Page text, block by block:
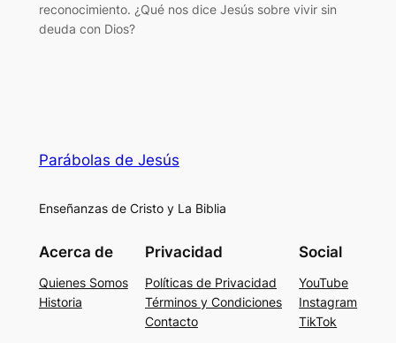
reconocimiento. ¿Qué nos dice Jesús sobre vivir sin
deuda con Dios?
Parábolas de Jesús
Enseñanzas de Cristo y La Biblia
Acerca de
Quienes Somos
Historia
Privacidad
Políticas de Privacidad
Términos y Condiciones
Contacto
Social
YouTube
Instagram
TikTok